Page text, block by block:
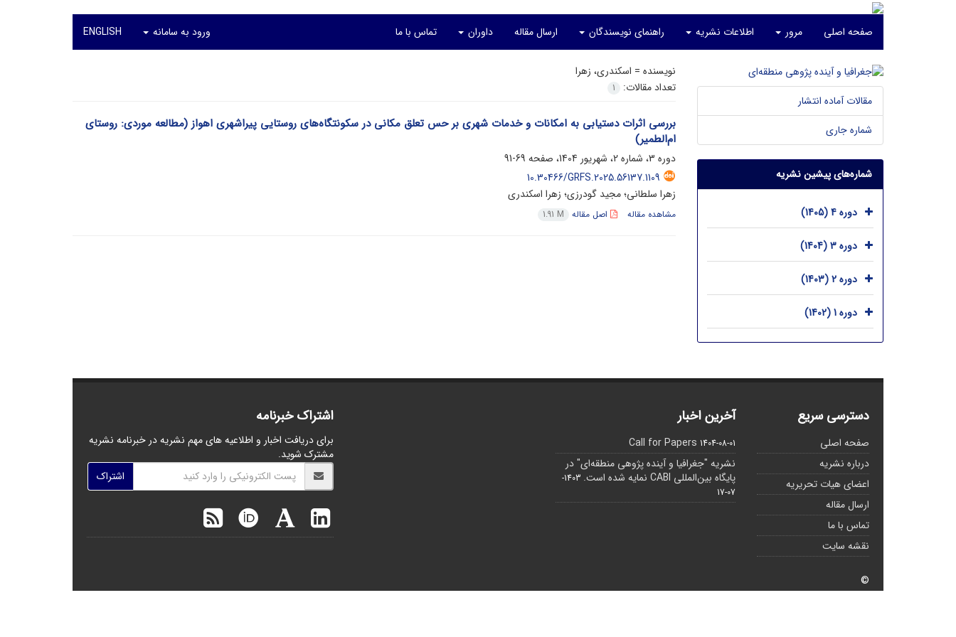
صفحه اصلی مرور اطلاعات نشریه راهنمای نویسندگان ارسال مقاله داوران تماس با ما ورود به سامانه ENGLISH
نویسنده = اسکندری، زهرا
تعداد مقالات:
1
بررسی اثرات دستیابی به امکانات و خدمات شهری بر حس تعلق مکانی در سکونتگاه‌های روستایی پیراشهری اهواز (مطالعه موردی: روستای
ام‌الطمیر)
دوره 3، شماره 2، شهریور 1404، صفحه
69-91
10.30466/GRFS.2025.56137.1109
زهرا سلطانی؛ مجید گودرزی؛ زهرا اسکندری
مشاهده مقاله اصل مقاله 1.91 M
مقالات آماده انتشار
شماره جاری
شماره‌های پیشین نشریه
دوره 4 (1405)
دوره 3 (1404)
دوره 2 (1403)
دوره 1 (1402)
دسترسی سریع
صفحه اصلی
درباره نشریه
اعضای هیات تحریریه
ارسال مقاله
تماس با ما
نقشه سایت
آخرین اخبار
Call for Papers 1404-08-01
نشریه "جغرافیا و آینده پژوهی منطقه‌ای" در
پایگاه بین‌المللی CABI نمایه شده است.
1403-
07-17
اشتراک خبرنامه
برای دریافت اخبار و اطلاعیه های مهم نشریه در خبرنامه نشریه
مشترک شوید.
اشتراک
©